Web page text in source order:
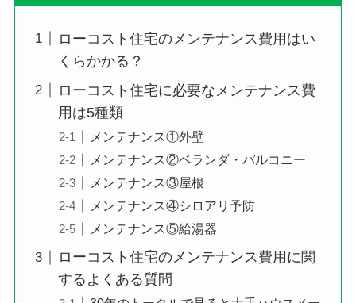
ローコスト住宅のメンテナンス費用はい
くらかかる？
ローコスト住宅に必要なメンテナンス費
用は5種類
メンテナンス①外壁
メンテナンス②ベランダ・バルコニー
メンテナンス③屋根
メンテナンス④シロアリ予防
メンテナンス⑤給湯器
ローコスト住宅のメンテナンス費用に関
するよくある質問